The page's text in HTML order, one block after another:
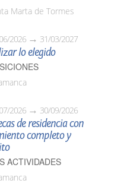
Marta de Tormes
2026 31/03/2027
lo elegido
2026 30/09/2026
de residencia con
completo y
ACTIVIDADES